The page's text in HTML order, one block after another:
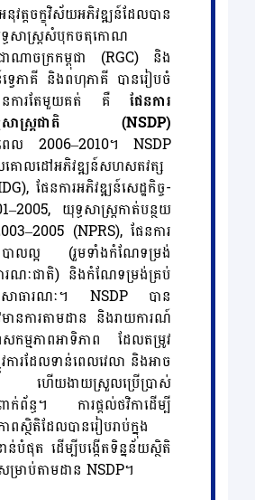
វត្តចក្ខុវិស័យអភិវឌ្ឍន៍ដែលបាន
សាស្ត្រសំបុកចតុកោណ
ជាណាចក្រកម្ពុជា (RGC) និង
វេភាគី និងពហុភាគី បានរៀបចំ
ែនការតែមួយគត់ គឺ ផែនការ
ធសាស្ត្រជាតិ (NSDP)
េល 2006–2010។ NSDP
គោលដៅអភិវឌ្ឍន៍សហសតវត្ស
ផែនការអភិវឌ្ឍន៍សេដ្ឋកិច្ច-
យុទ្ធសាស្ត្រកាត់បន្ថយ
(NPRS), ផែនការ
ឋបាលល្អ (រួមទាំងកំណែទម្រង់
ារណៈជាតិ) និងកំណែទម្រង់គ្រប់
ថុសាធារណៈ។ NSDP បាន
មានការតាមដាន និងរាយការណ៍
សកម្មភាពអាទិភាព ដែលតម្រូវ
វការដែលទាន់ពេលវេលា និងអាច
ហើយងាយស្រួលប្រើប្រាស់
ាក់ព័ន្ធ។ ការផ្តល់ថវិកាដើម្បី
ពស្ថិតិដែលបានរៀបរាប់ក្នុង
បំផុត ដើម្បីបង្កើតទិន្នន័យស្ថិតិ
ម្រាប់តាមដាន NSDP។